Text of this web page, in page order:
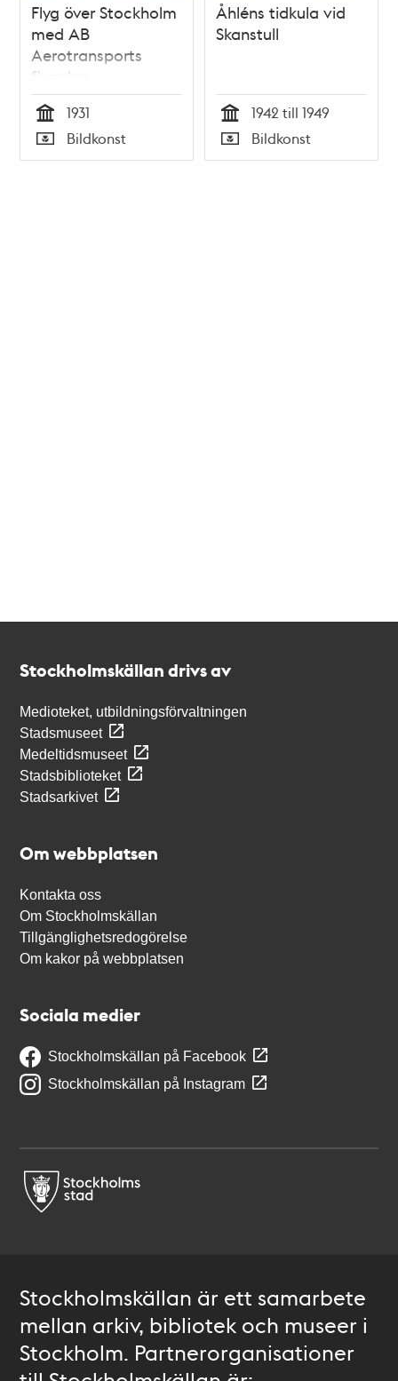
Flyg över Stockholm
med AB
Aerotransports
flygplan
Tid
1931
Typ
Bildkonst
Åhléns tidkula vid
Skanstull
Tid
1942 till 1949
Typ
Bildkonst
Stockholmskällan drivs av
Medioteket, utbildningsförvaltningen
Stadsmuseet
Medeltidsmuseet
Stadsbiblioteket
Stadsarkivet
Om webbplatsen
Kontakta oss
Om Stockholmskällan
Tillgänglighetsredogörelse
Om kakor på webbplatsen
Sociala medier
Stockholmskällan på Facebook
Stockholmskällan på Instagram
Stockholmskällan är ett samarbete
mellan arkiv, bibliotek och museer i
Stockholm. Partnerorganisationer